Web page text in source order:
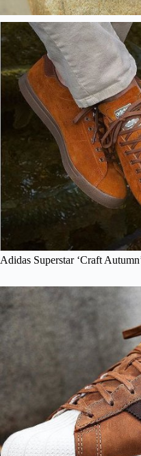
Adidas Superstar ‘Craft